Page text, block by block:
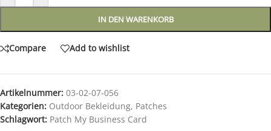
IN DEN WARENKORB
Compare Add to wishlist
Artikelnummer: 03-02-07-056
Kategorien: Outdoor Bekleidung, Patches
Schlagwort: Patch My Business Card